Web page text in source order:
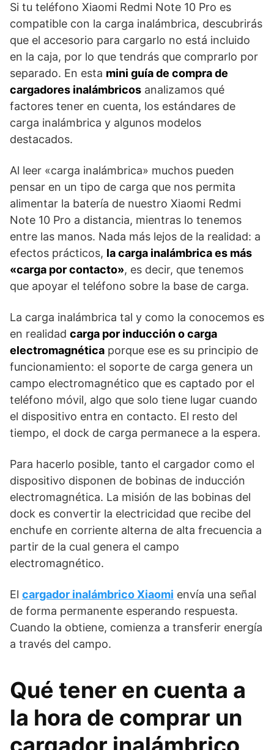
Si tu teléfono Xiaomi Redmi Note 10 Pro es
compatible con la carga inalámbrica, descubrirás
que el accesorio para cargarlo no está incluido
en la caja, por lo que tendrás que comprarlo por
separado. En esta mini guía de compra de
cargadores inalámbricos analizamos qué
factores tener en cuenta, los estándares de
carga inalámbrica y algunos modelos
destacados.
Al leer «carga inalámbrica» muchos pueden
pensar en un tipo de carga que nos permita
alimentar la batería de nuestro Xiaomi Redmi
Note 10 Pro a distancia, mientras lo tenemos
entre las manos. Nada más lejos de la realidad: a
efectos prácticos, la carga inalámbrica es más
«carga por contacto», es decir, que tenemos
que apoyar el teléfono sobre la base de carga.
La carga inalámbrica tal y como la conocemos es
en realidad carga por inducción o carga
electromagnética porque ese es su principio de
funcionamiento: el soporte de carga genera un
campo electromagnético que es captado por el
teléfono móvil, algo que solo tiene lugar cuando
el dispositivo entra en contacto. El resto del
tiempo, el dock de carga permanece a la espera.
Para hacerlo posible, tanto el cargador como el
dispositivo disponen de bobinas de inducción
electromagnética. La misión de las bobinas del
dock es convertir la electricidad que recibe del
enchufe en corriente alterna de alta frecuencia a
partir de la cual genera el campo
electromagnético.
El cargador inalámbrico Xiaomi envía una señal
de forma permanente esperando respuesta.
Cuando la obtiene, comienza a transferir energía
a través del campo.
Qué tener en cuenta a
la hora de comprar un